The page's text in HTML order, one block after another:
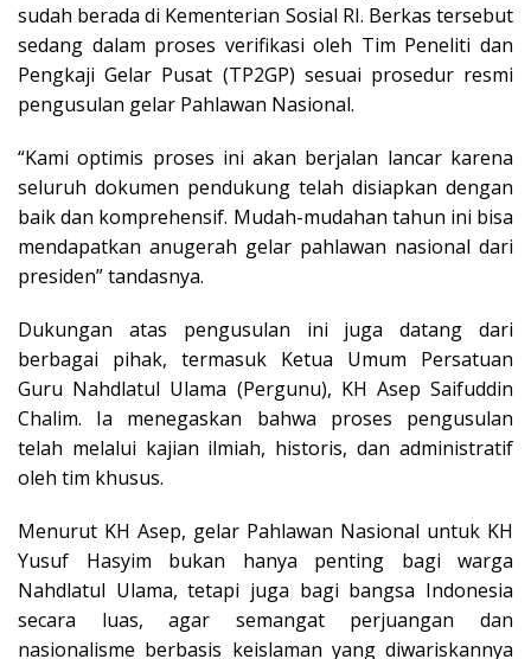
sudah berada di Kementerian Sosial RI. Berkas tersebut
sedang dalam proses verifikasi oleh Tim Peneliti dan
Pengkaji Gelar Pusat (TP2GP) sesuai prosedur resmi
pengusulan gelar Pahlawan Nasional.
“Kami optimis proses ini akan berjalan lancar karena
seluruh dokumen pendukung telah disiapkan dengan
baik dan komprehensif. Mudah-mudahan tahun ini bisa
mendapatkan anugerah gelar pahlawan nasional dari
presiden” tandasnya.
Dukungan atas pengusulan ini juga datang dari
berbagai pihak, termasuk Ketua Umum Persatuan
Guru Nahdlatul Ulama (Pergunu), KH Asep Saifuddin
Chalim. Ia menegaskan bahwa proses pengusulan
telah melalui kajian ilmiah, historis, dan administratif
oleh tim khusus.
Menurut KH Asep, gelar Pahlawan Nasional untuk KH
Yusuf Hasyim bukan hanya penting bagi warga
Nahdlatul Ulama, tetapi juga bagi bangsa Indonesia
secara luas, agar semangat perjuangan dan
nasionalisme berbasis keislaman yang diwariskannya